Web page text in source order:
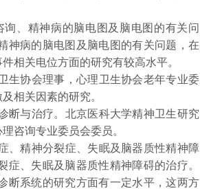
、精神病的脑电图及脑电图的有关问
神病的脑电图及脑电图的有关问题，在
相关电位方面的研究有较高水平。
生协会理事，心理卫生协会老年专业委
相关因素的研究。
与治疗。北京医科大学精神卫生研究
咨询专业委员会委员。
、精神分裂症、失眠及脑器质性精神障
、失眠及脑器质性精神障碍的治疗。
断系统的研究方面有一定水平，这两方